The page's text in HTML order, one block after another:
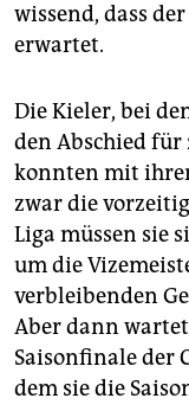
wissend, dass
erwartet.
Die Kieler, bei
den Abschied für
konnten mit
zwar die
Liga müssen sie
um die
verbleibenden
Aber dann
Saisonfinale der
dem sie die